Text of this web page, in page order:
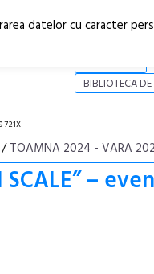
BIBLIOTECA DE
721X
/TOAMNA 2024 - VARA
SCALE” –
datelor cu caracter